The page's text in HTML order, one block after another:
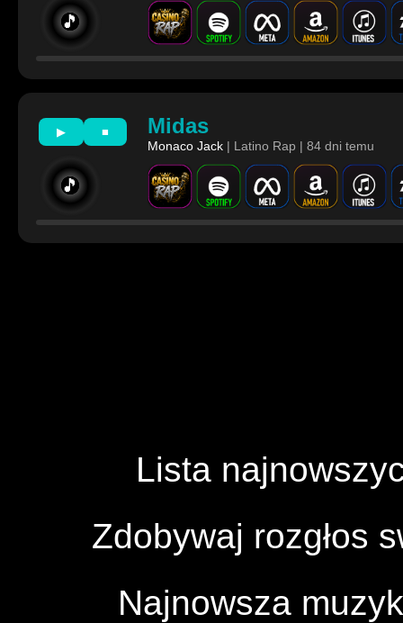
🎵
▶ ■
🎵
Midas
Monaco Jack | Latino Rap | 84 dni temu
Lista
Zdobywaj rozgłos
Najnowsza